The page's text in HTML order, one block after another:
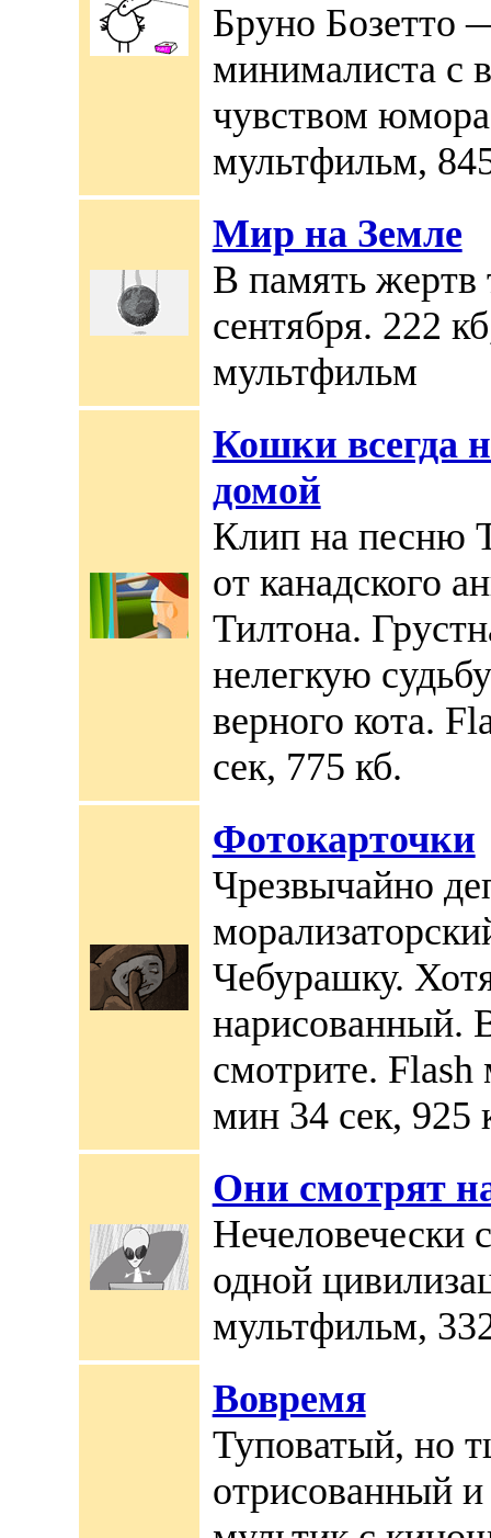
Бруно Бозетто
минималиста с
чувством
мультфильм,
Мир на Земле
В память жертв
сентября. 222
мультфильм
Кошки всегда
домой
Клип на песню
от канадского
Тилтона.
нелегкую
верного кота.
сек, 775 кб.
Фотокарточки
Чрезвычайно
Чебурашку.
нарисованный.
смотрите.
мин 34 сек, 925
Они смотрят
Нечеловечески
одной
мультфильм,
Вовремя
Туповатый, но
отрисованный